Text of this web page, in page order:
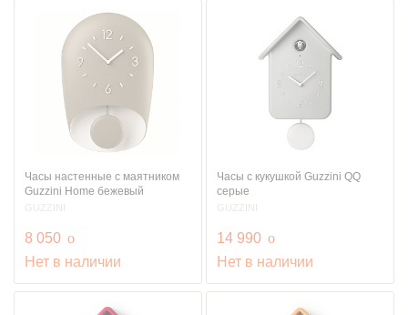
Часы настенные с маятником
Guzzini Home бежевый
GUZZINI
8 050 руб.
o
Нет в наличии
Часы с кукушкой Guzzini QQ
серые
GUZZINI
14 990 руб.
o
Нет в наличии